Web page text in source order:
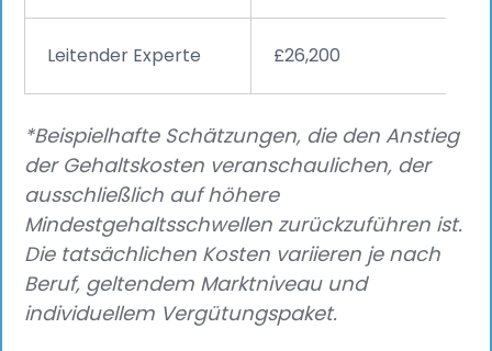
Leitender Experte £26,200
*Beispielhafte Schätzungen, die den Anstieg
der Gehaltskosten veranschaulichen, der
ausschließlich auf höhere
Mindestgehaltsschwellen zurückzuführen ist.
Die tatsächlichen Kosten variieren je nach
Beruf, geltendem Marktniveau und
individuellem Vergütungspaket.